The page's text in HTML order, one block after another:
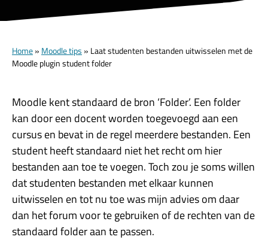
Home» Moodle tips » Laat studenten bestanden uitwisselen met de
Moodle plugin student folder
Moodle kent standaard de bron ‘Folder’. Een folder
kan door een docent worden toegevoegd aan een
cursus en bevat in de regel meerdere bestanden. Een
student heeft standaard niet het recht om hier
bestanden aan toe te voegen. Toch zou je soms willen
dat studenten bestanden met elkaar kunnen
uitwisselen en tot nu toe was mijn advies om daar
dan het forum voor te gebruiken of de rechten van de
standaard folder aan te passen.